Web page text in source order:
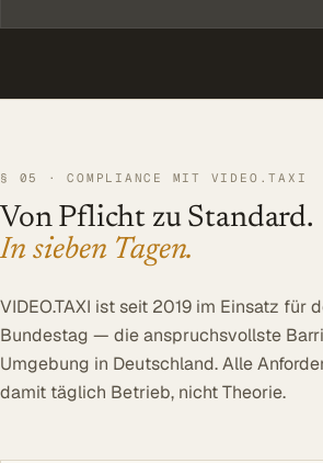
§ 05 · COMPLIANCE MIT VIDEO.TAXI
Von Pflicht zu Standard.
In sieben Tagen.
VIDEO.TAXI ist seit 2019 im Einsatz für
Bundestag — die anspruchsvollste
Umgebung in Deutschland. Alle
damit täglich Betrieb, nicht Theorie.